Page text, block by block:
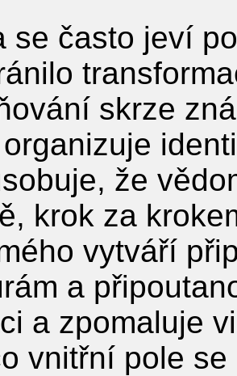
se často jeví
skrze
že
krok za
vytváří
a
a zpomaluje
vnitřní pole